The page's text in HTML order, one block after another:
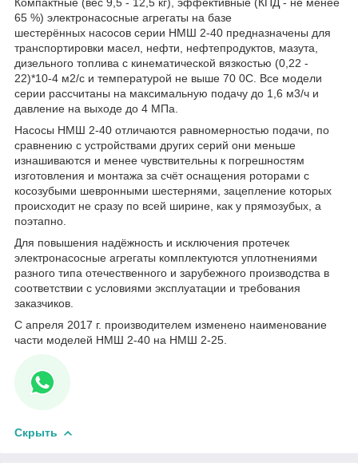
65 %) электронасосные агрегаты на базе
шестерённых насосов серии НМШ 2-40 предназначены для
транспортировки масел, нефти, нефтепродуктов, мазута,
дизельного топлива с кинематической вязкостью (0,22 -
22)*10-4 м2/с и температурой не выше 70 0С. Все модели
серии рассчитаны на максимальную подачу до 1,6 м3/ч и
давление на выходе до 4 МПа.
Насосы НМШ 2-40 отличаются равномерностью подачи, по
сравнению с устройствами других серий они меньше
изнашиваются и менее чувствительны к погрешностям
изготовления и монтажа за счёт оснащения роторами с
косозубыми шевронными шестернями, зацепление которых
происходит не сразу по всей ширине, как у прямозубых, а
поэтапно.
Для повышения надёжность и исключения протечек
электронасосные агрегаты комплектуются уплотнениями
разного типа отечественного и зарубежного производства в
соответствии с условиями эксплуатации и требования
заказчиков.
С апреля 2017 г. производителем изменено наименование
части моделей НМШ 2-40 на НМШ 2-25.
Скрыть